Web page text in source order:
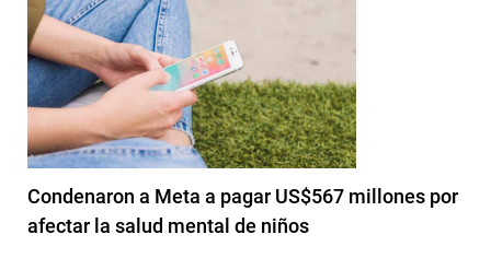
Condenaron a Meta a pagar US$567 millones por
afectar la salud mental de niños